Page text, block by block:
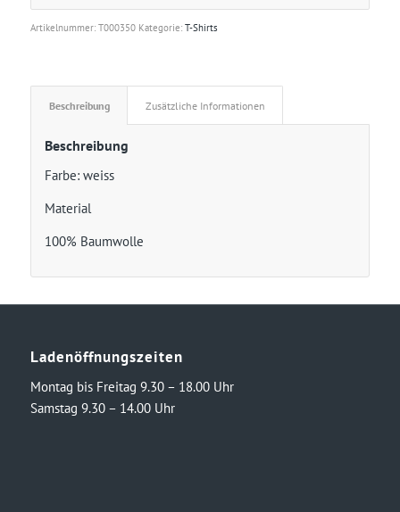
Artikelnummer: T000350 Kategorie: T-Shirts
Beschreibung Zusätzliche Informationen
Beschreibung
Farbe: weiss
Material
100% Baumwolle
Ladenöffnungszeiten
Montag bis Freitag 9.30 – 18.00 Uhr
Samstag 9.30 – 14.00 Uhr